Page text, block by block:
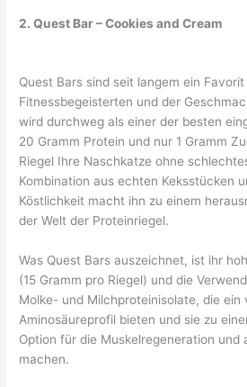
2. Quest Bar – Cookies and Cream
Quest Bars sind seit langem ein
Fitnessbegeisterten und der
wird durchweg als einer der besten
20 Gramm Protein und nur 1 Gramm
Riegel Ihre Naschkatze ohne
Kombination aus echten Keksstücken
Köstlichkeit macht ihn zu einem
der Welt der Proteinriegel.
Was Quest Bars auszeichnet, ist ihr
(15 Gramm pro Riegel) und die
Molke- und Milchproteinisolate, die ein
Aminosäureprofil bieten und sie zu
Option für die Muskelregeneration und
machen.